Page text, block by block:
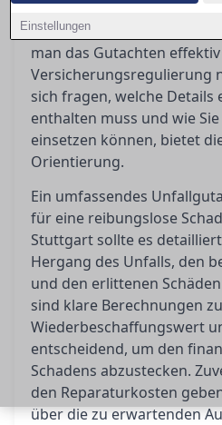
Einstellungen
Es klärt die Begriffe wie
Restwert und
man das Gutachten
Versicherungsregulierung
sich fragen, welche Details
enthalten muss und wie
einsetzen können, bietet
Orientierung.
Ein umfassendes
für eine reibungslose
Stuttgart sollte es
Hergang des Unfalls, den
und den erlittenen
sind klare Berechnungen
Wiederbeschaffungswert
entscheidend, um den
Schadens abzustecken.
den Reparaturkosten
über die zu erwartenden